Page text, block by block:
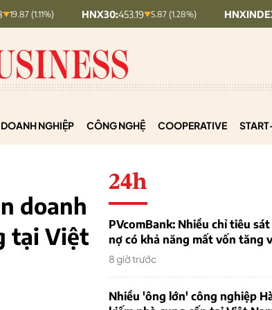
HNX30: 453.19 5.87 (1.28%) HNXINDEX: 292.64
DOANH NGHIỆP CÔNG NGHỆ COOPERATIVE
doanh
tại Việt
24h
PVcomBank: Nhiều chỉ tiêu
nợ có khả năng mất vốn tăng
8 giờ trước
Nhiều 'ông lớn' công nghiệp